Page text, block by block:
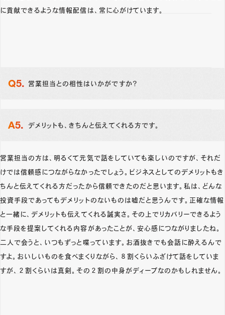
に貢献できるような情報配信は、常に心がけています。
営業担当との相性はいかがですか？
デメリットも、きちんと伝えてくれる方です。
営業担当の方は、明るくて元気で話をしていても楽しいのですが、それだ
けでは信頼感につながらなかったでしょう。ビジネスとしてのデメリットもき
ちんと伝えてくれる方だったから信頼できたのだと思います。私は、どんな
投資手段であってもデメリットのないものは嘘だと思うんです。正確な情報
と一緒に、デメリットも伝えてくれる誠実さ。その上でリカバリーできるよう
な手段を提案してくれる内容があったことが、安心感につながりましたね。
二人で会うと、いつもずっと喋っています。お酒抜きでも会話に酔えるんで
すよ。おいしいものを食べまくりながら、８割くらいふざけて話をしていま
すが、２割くらいは真剣。その２割の中身がディープなのかもしれません。